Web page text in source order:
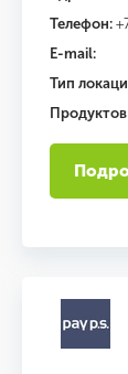
Телефон:
E-mail:
Тип